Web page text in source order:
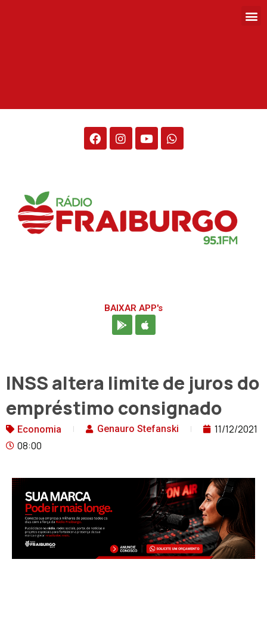
BAIXAR APP's
INSS altera limite de juros do
empréstimo consignado
Economia Genauro Stefanski
11/12/2021
08:00